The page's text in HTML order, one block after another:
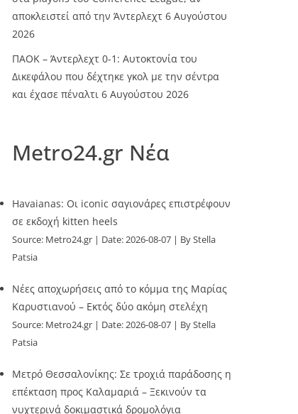
αποκλειστεί από την Άντερλεχτ 6 Αυγούστου
2026
ΠΑΟΚ – Άντερλεχτ 0-1: Αυτοκτονία του
Δικεφάλου που δέχτηκε γκολ με την σέντρα
και έχασε πέναλτι 6 Αυγούστου 2026
Metro24.gr Νέα
Havaianas: Οι iconic σαγιονάρες επιστρέφουν
σε εκδοχή kitten heels
Source: Metro24.gr Date: 2026-08-07
By Stella
Patsia
Νέες αποχωρήσεις από το κόμμα της Μαρίας
Καρυστιανού – Εκτός δύο ακόμη στελέχη
Source: Metro24.gr Date: 2026-08-07
By Stella
Patsia
Μετρό Θεσσαλονίκης: Σε τροχιά παράδοσης η
επέκταση προς Καλαμαριά – Ξεκινούν τα
νυχτερινά δοκιμαστικά δρομολόγια